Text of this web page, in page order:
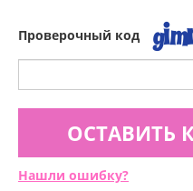
Проверочный код
ОСТАВИТЬ
Нашли ошибку?